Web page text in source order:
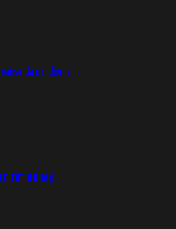
da pandemia
DE DILMA.